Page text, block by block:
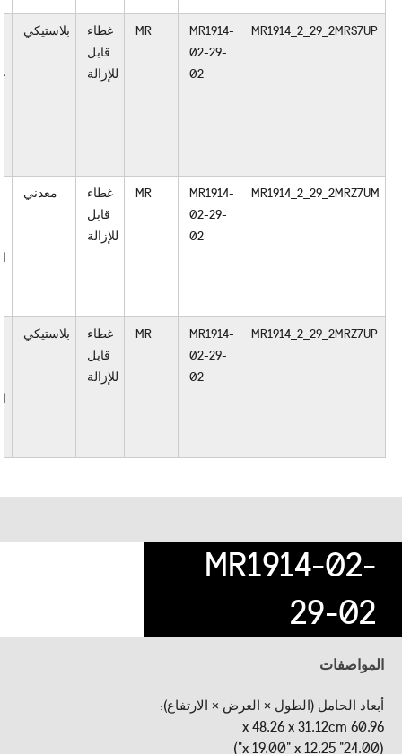
MR1914_2_29_2MRS7UP
MR1914-
02-29-
02
MR
غطاء
قابل
للإزالة
بلاستيكي
MR1914_2_29_2MRZ7UM
MR1914-
02-29-
02
MR
غطاء
قابل
للإزالة
معدني
MR1914_2_29_2MRZ7UP
MR1914-
02-29-
02
MR
غطاء
قابل
للإزالة
بلاستيكي
MR1914-02-
29-02
المواصفات
أبعاد الحامل (الطول × العرض × الارتفاع):
60.96 x 48.26 x 31.12cm
(24.00" x 19.00" x 12.25")